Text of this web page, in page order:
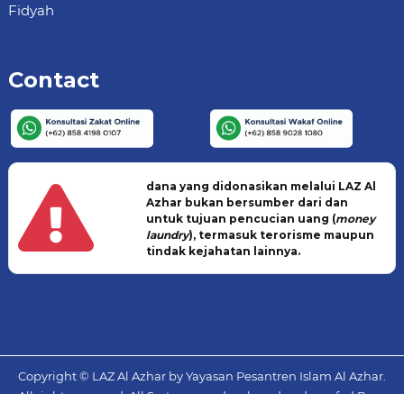
Fidyah
Contact
dana yang didonasikan melalui LAZ Al
Azhar bukan bersumber dari dan
untuk tujuan pencucian uang (money
laundry), termasuk terorisme maupun
tindak kejahatan lainnya.
Copyright © LAZ Al Azhar by Yayasan Pesantren Islam Al Azhar.